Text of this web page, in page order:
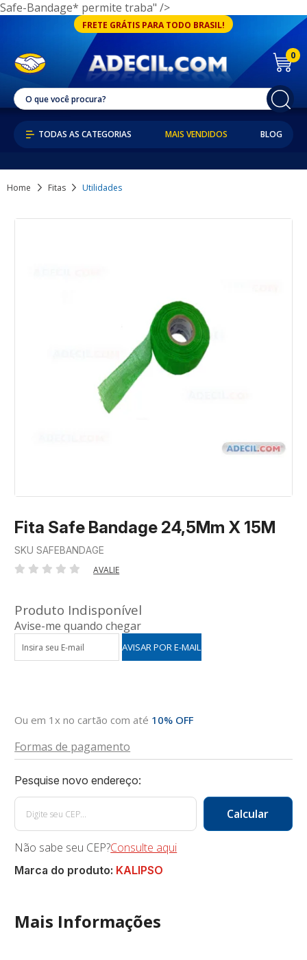
Safe-Bandage* permite traba" />
FRETE GRÁTIS PARA TODO BRASIL!
0
MAIS VENDIDOS BLOG
Home Fitas Utilidades
Fita Safe Bandage 24,5Mm X 15M
SKU SAFEBANDAGE
AVALIE
Produto Indisponível
Avise-me quando chegar
Ou em 1x no cartão com até 10% OFF
Formas de pagamento
Não sabe seu CEP?Consulte aqui
Marca do produto: KALIPSO
Mais Informações